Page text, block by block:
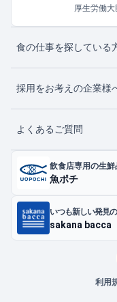
厚生労働大
食の仕事を探している
採用をお考えの企業様
よくあるご質問
飲食店専用の生鮮
魚ポチ
いつも新しい発見
sakana bacca
利用